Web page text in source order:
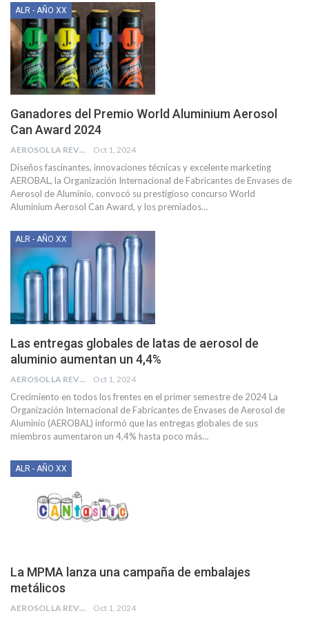
ALR - AÑO XX
Ganadores del Premio World Aluminium Aerosol
Can Award 2024
AEROSOL LA REVISTA Oct 1, 2024
Diseños fascinantes, innovaciones técnicas y excelente marketing
AEROBAL, la Organización Internacional de Fabricantes de Envases de
Aerosol de Aluminio, convocó su prestigioso concurso World
Aluminium Aerosol Can Award, y los premiados…
ALR - AÑO XX
Las entregas globales de latas de aerosol de
aluminio aumentan un 4,4%
AEROSOL LA REVISTA Oct 1, 2024
Crecimiento en todos los frentes en el primer semestre de 2024 La
Organización Internacional de Fabricantes de Envases de Aerosol de
Aluminio (AEROBAL) informó que las entregas globales de sus
miembros aumentaron un 4,4% hasta poco más…
ALR - AÑO XX
La MPMA lanza una campaña de embalajes
metálicos
AEROSOL LA REVISTA Oct 1, 2024